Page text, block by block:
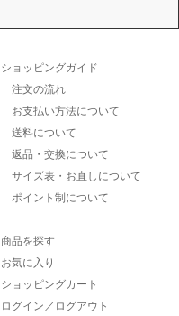
ショッピングガイド
注文の流れ
お支払い方法について
送料について
返品・交換について
サイズ表・お直しについて
ポイント制について
商品を探す
お気に入り
ショッピングカート
ログイン／ログアウト